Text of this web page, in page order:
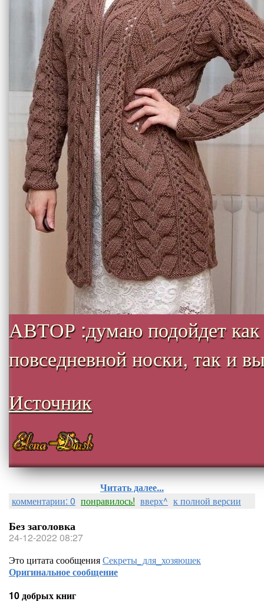
АВТОР :думаю подойдет как
повседневной носки, так и
Источник
Читать далее...
комментарии: 0 понравилось! вверх^ к полной версии
Без заголовка
24-12-2022 08:27
Это цитата сообщенияСекреты_для_хозяюшек
Оригинальное сообщение
10 добрых книг